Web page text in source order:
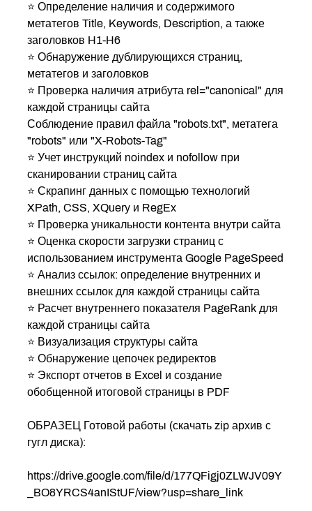
⭐️ Определение наличия и содержимого
метатегов Title, Keywords, Description, а также
заголовков H1-H6
⭐️ Обнаружение дублирующихся страниц,
метатегов и заголовков
⭐️ Проверка наличия атрибута rel="canonical" для
каждой страницы сайта
Соблюдение правил файла "robots.txt", метатега
"robots" или "X-Robots-Tag"
⭐️ Учет инструкций noindex и nofollow при
сканировании страниц сайта
⭐️ Скрапинг данных с помощью технологий
XPath, CSS, XQuery и RegEx
⭐️ Проверка уникальности контента внутри сайта
⭐️ Оценка скорости загрузки страниц с
использованием инструмента Google PageSpeed
⭐️ Анализ ссылок: определение внутренних и
внешних ссылок для каждой страницы сайта
⭐️ Расчет внутреннего показателя PageRank для
каждой страницы сайта
⭐️ Визуализация структуры сайта
⭐️ Обнаружение цепочек редиректов
⭐️ Экспорт отчетов в Excel и создание
обобщенной итоговой страницы в PDF
ОБРАЗЕЦ Готовой работы (скачать zip архив с
гугл диска):
https://drive.google.com/file/d/177QFigj0ZLWJV09Y
_BO8YRCS4anIStUF/view?usp=share_link